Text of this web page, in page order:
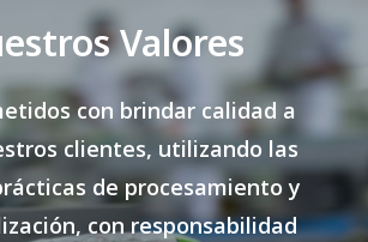
Valores
con brindar calidad a
clientes, utilizando las
de procesamiento y
con responsabilidad